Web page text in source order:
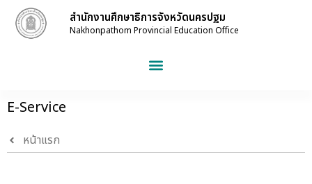
สำนักงานศึกษาธิการจังหวัดนครปฐม
Nakhonpathom Provincial Education Office
E-Service
หน้าแรก